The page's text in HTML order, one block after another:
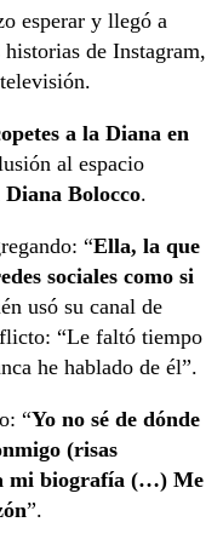
esperar y llegó a
historias de Instagram,
a la Diana en
al espacio
Diana Bolocco.
“Ella, la que
sociales como si
usó su canal de
“Le faltó tiempo
he hablado de él”.
“Yo no sé de dónde
(risas
mi biografía (…) Me
”.